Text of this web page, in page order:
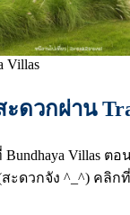
Villas
ดวกผ่าน
Villas ต
สะดวกจัง ^_^) คลิก